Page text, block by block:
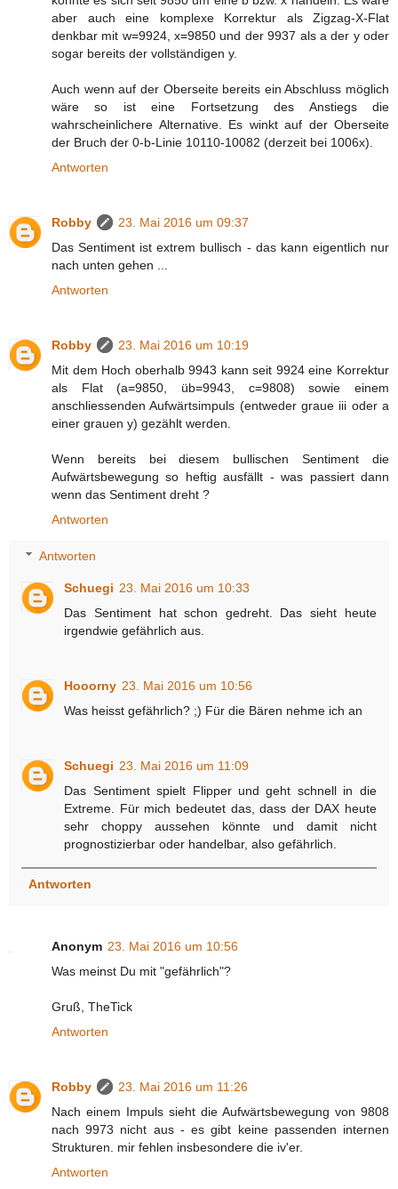
aber auch eine komplexe Korrektur als Zigzag-X-Flat
denkbar mit w=9924, x=9850 und der 9937 als a der y oder
sogar bereits der vollständigen y.
Auch wenn auf der Oberseite bereits ein Abschluss möglich
wäre so ist eine Fortsetzung des Anstiegs die
wahrscheinlichere Alternative. Es winkt auf der Oberseite
der Bruch der 0-b-Linie 10110-10082 (derzeit bei 1006x).
Antworten
Robby
23. Mai 2016 um 09:37
Das Sentiment ist extrem bullisch - das kann eigentlich nur
nach unten gehen ...
Antworten
Robby
23. Mai 2016 um 10:19
Mit dem Hoch oberhalb 9943 kann seit 9924 eine Korrektur
als Flat (a=9850, üb=9943, c=9808) sowie einem
anschliessenden Aufwärtsimpuls (entweder graue iii oder a
einer grauen y) gezählt werden.
Wenn bereits bei diesem bullischen Sentiment die
Aufwärtsbewegung so heftig ausfällt - was passiert dann
wenn das Sentiment dreht ?
Antworten
Antworten
Schuegi 23. Mai 2016 um 10:33
Das Sentiment hat schon gedreht. Das sieht heute
irgendwie gefährlich aus.
Hooorny 23. Mai 2016 um 10:56
Was heisst gefährlich? ;) Für die Bären nehme ich an
Schuegi 23. Mai 2016 um 11:09
Das Sentiment spielt Flipper und geht schnell in die
Extreme. Für mich bedeutet das, dass der DAX heute
sehr choppy aussehen könnte und damit nicht
prognostizierbar oder handelbar, also gefährlich.
Antworten
Anonym 23. Mai 2016 um 10:56
Was meinst Du mit "gefährlich"?
Gruß, TheTick
Antworten
Robby
23. Mai 2016 um 11:26
Nach einem Impuls sieht die Aufwärtsbewegung von 9808
nach 9973 nicht aus - es gibt keine passenden internen
Strukturen. mir fehlen insbesondere die iv'er.
Antworten